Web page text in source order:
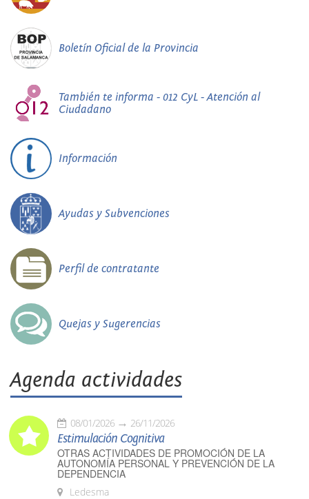
Boletín Oficial de la Provincia
También te informa - 012 CyL - Atención al
Ciudadano
Información
Ayudas y Subvenciones
Perfil de contratante
Quejas y Sugerencias
Agenda actividades
08/01/2026 26/11/2026
Estimulación Cognitiva
OTRAS ACTIVIDADES DE PROMOCIÓN DE LA
AUTONOMÍA PERSONAL Y PREVENCIÓN DE LA
DEPENDENCIA
Ledesma